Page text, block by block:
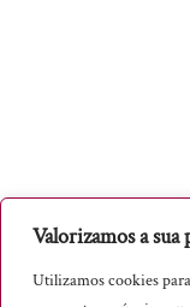
Valorizamos a
Utilizamos cookies